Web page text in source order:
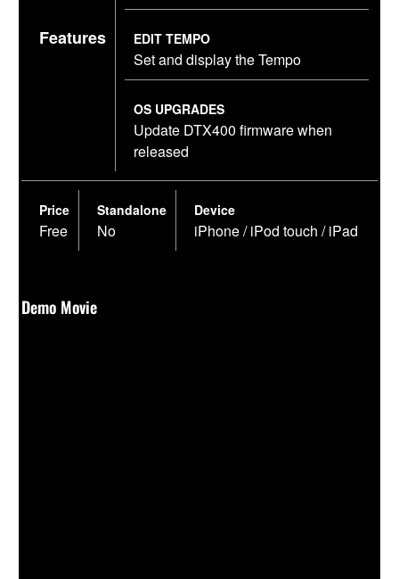
Features EDIT TEMPO
Set and display the Tempo
OS UPGRADES
Update DTX400 firmware when
released
Price
Free
Standalone
No
Device
iPhone / iPod touch / iPad
Demo Movie